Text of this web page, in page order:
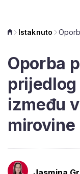
Istaknuto
Oporba
prijedlog
između
mirovine